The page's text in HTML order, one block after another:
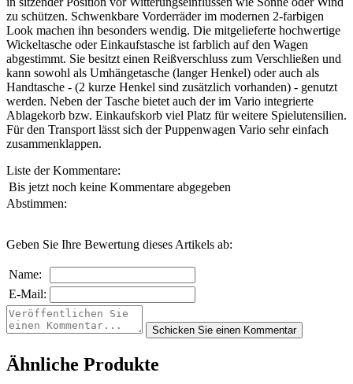
zu schützen. Schwenkbare Vorderräder im modernen 2-farbigen
Look machen ihn besonders wendig. Die mitgelieferte hochwertige
Wickeltasche oder Einkaufstasche ist farblich auf den Wagen
abgestimmt. Sie besitzt einen Reißverschluss zum Verschließen und
kann sowohl als Umhängetasche (langer Henkel) oder auch als
Handtasche - (2 kurze Henkel sind zusätzlich vorhanden) - genutzt
werden. Neben der Tasche bietet auch der im Vario integrierte
Ablagekorb bzw. Einkaufskorb viel Platz für weitere Spielutensilien.
Für den Transport lässt sich der Puppenwagen Vario sehr einfach
zusammenklappen.
Liste der Kommentare:
Bis jetzt noch keine Kommentare abgegeben
Abstimmen:
Geben Sie Ihre Bewertung dieses Artikels ab:
Name:
E-Mail:
Ähnliche Produkte